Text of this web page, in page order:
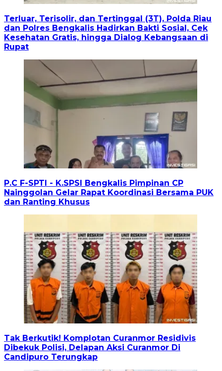
Terluar, Terisolir, dan Tertinggal (3T), Polda Riau
dan Polres Bengkalis Hadirkan Bakti Sosial, Cek
Kesehatan Gratis, hingga Dialog Kebangsaan di
Rupat
P.C F-SPTI - K.SPSI Bengkalis Pimpinan CP
Nainggolan Gelar Rapat Koordinasi Bersama PUK
dan Ranting Khusus
Tak Berkutik! Komplotan Curanmor Residivis
Dibekuk Polisi, Delapan Aksi Curanmor Di
Candipuro Terungkap